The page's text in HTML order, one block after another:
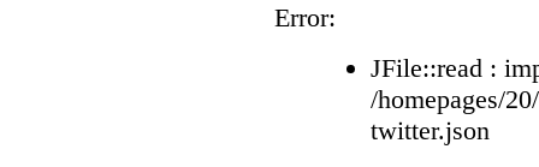
Error:
JFile::read :
/homepages/
twitter.json